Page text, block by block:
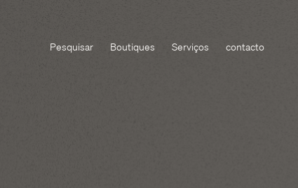
Pesquisar Boutiques Serviços contacto